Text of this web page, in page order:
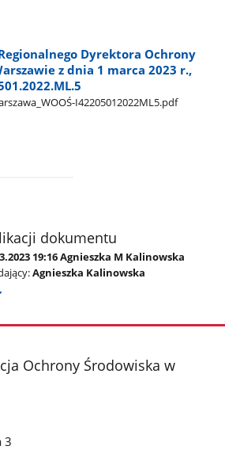
Dyrektora Ochrony
z dnia 1 marca 2023 r.,
I42205012022ML5.pdf
dokumentu
19:16 Agnieszka M Kalinowska
Agnieszka Kalinowska
Ochrony Środowiska w
3